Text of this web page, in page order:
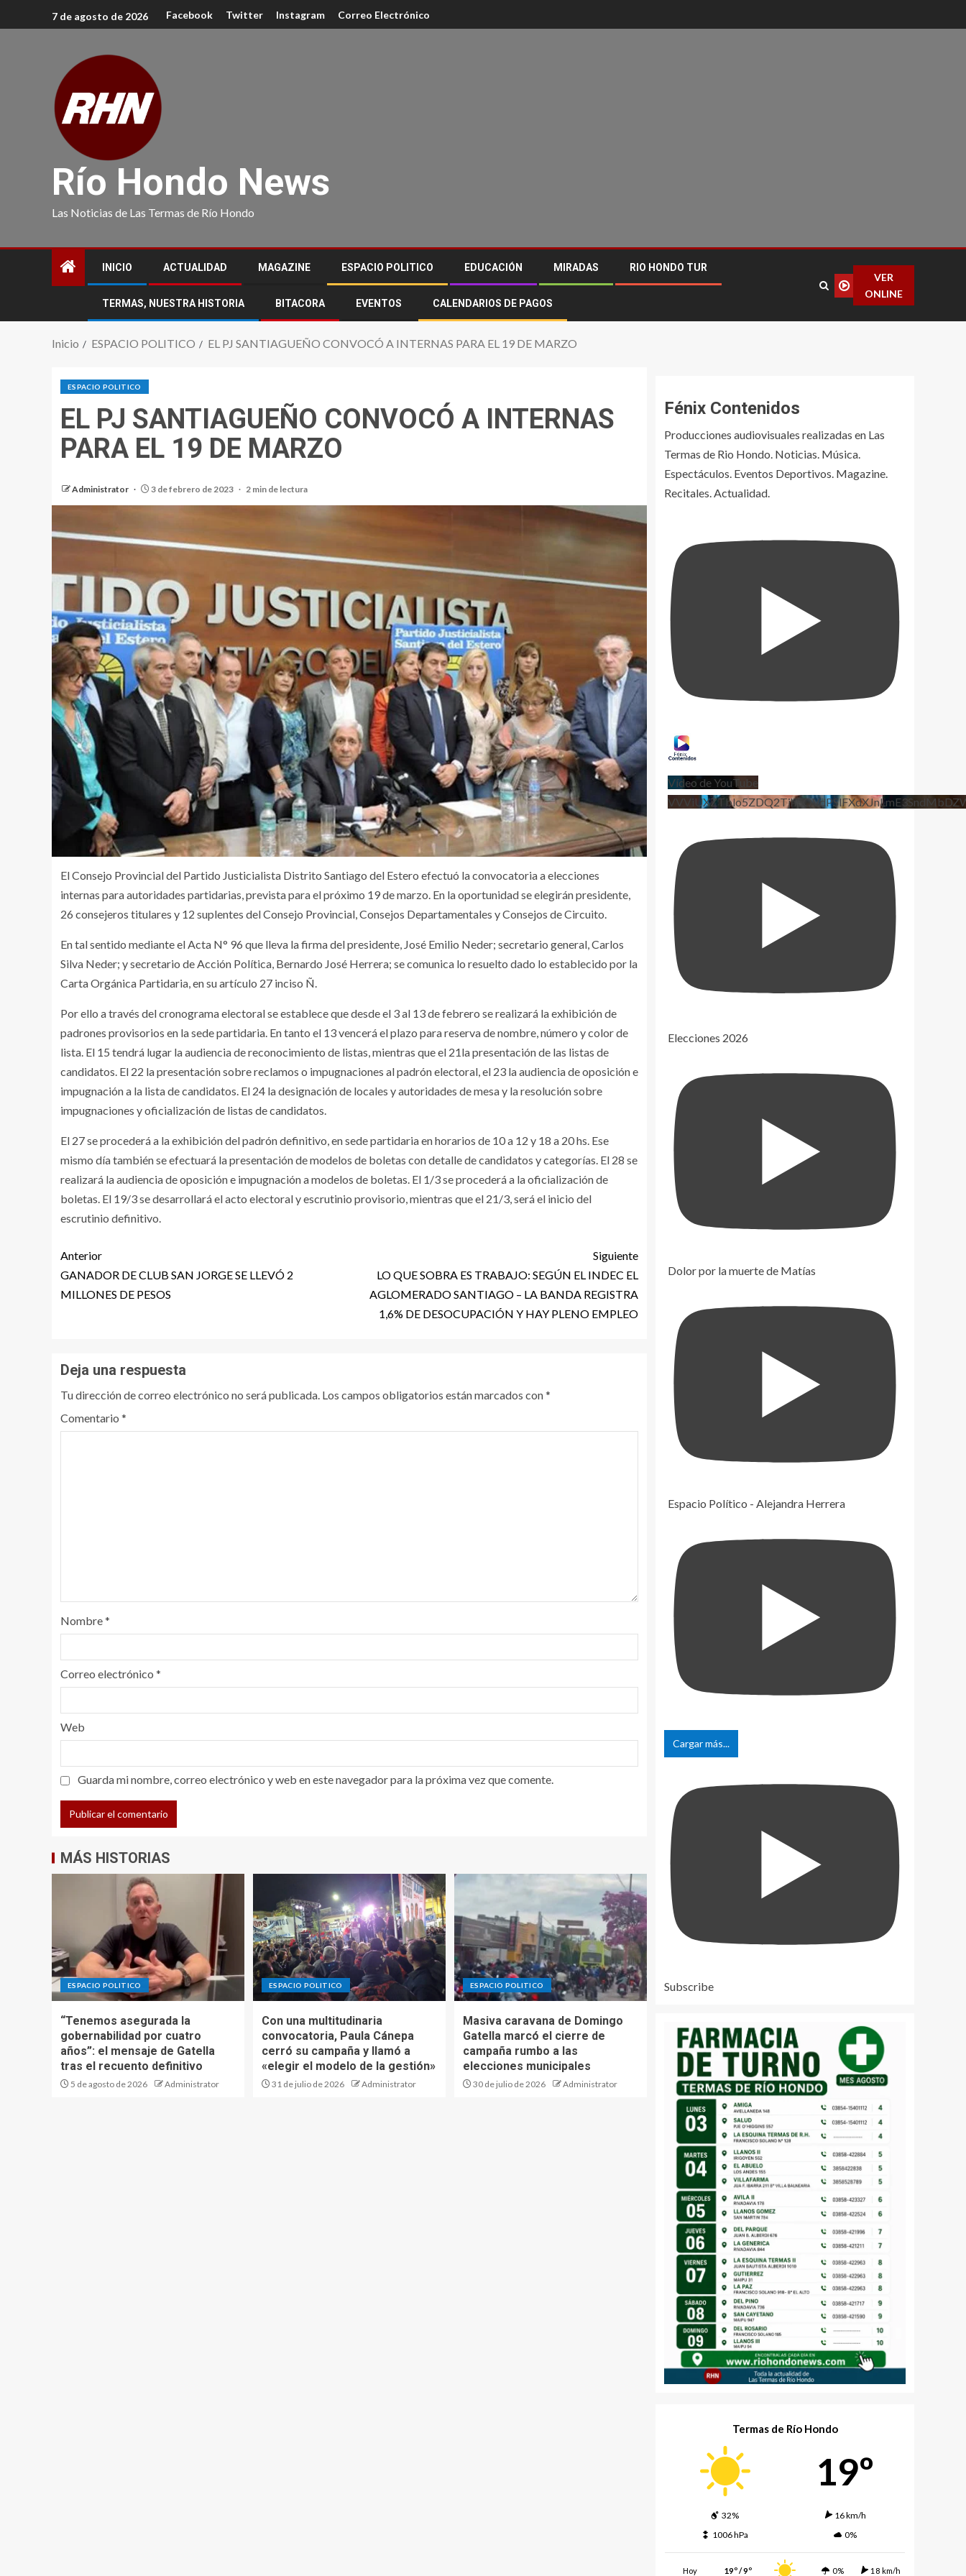
7 de agosto de 2026 Facebook Twitter Instagram Correo Electrónico
Río Hondo News
Las Noticias de Las Termas de Río Hondo
INICIO ACTUALIDAD MAGAZINE ESPACIO POLITICO EDUCACIÓN MIRADAS RIO HONDO TUR
TERMAS, NUESTRA HISTORIA BITACORA EVENTOS CALENDARIOS DE PAGOS
VER
ONLINE
Inicio ESPACIO POLITICO EL PJ SANTIAGUEÑO CONVOCÓ A INTERNAS PARA EL 19 DE MARZO
ESPACIO POLITICO
EL PJ SANTIAGUEÑO CONVOCÓ A INTERNAS
PARA EL 19 DE MARZO
Administrator 3 de febrero de 2023 2 min de lectura
El Consejo Provincial del Partido Justicialista Distrito Santiago del Estero efectuó la convocatoria a elecciones
internas para autoridades partidarias, prevista para el próximo 19 de marzo. En la oportunidad se elegirán presidente,
26 consejeros titulares y 12 suplentes del Consejo Provincial, Consejos Departamentales y Consejos de Circuito.
En tal sentido mediante el Acta N° 96 que lleva la firma del presidente, José Emilio Neder; secretario general, Carlos
Silva Neder; y secretario de Acción Política, Bernardo José Herrera; se comunica lo resuelto dado lo establecido por la
Carta Orgánica Partidaria, en su artículo 27 inciso Ñ.
Por ello a través del cronograma electoral se establece que desde el 3 al 13 de febrero se realizará la exhibición de
padrones provisorios en la sede partidaria. En tanto el 13 vencerá el plazo para reserva de nombre, número y color de
lista. El 15 tendrá lugar la audiencia de reconocimiento de listas, mientras que el 21la presentación de las listas de
candidatos. El 22 la presentación sobre reclamos o impugnaciones al padrón electoral, el 23 la audiencia de oposición e
impugnación a la lista de candidatos. El 24 la designación de locales y autoridades de mesa y la resolución sobre
impugnaciones y oficialización de listas de candidatos.
El 27 se procederá a la exhibición del padrón definitivo, en sede partidaria en horarios de 10 a 12 y 18 a 20 hs. Ese
mismo día también se efectuará la presentación de modelos de boletas con detalle de candidatos y categorías. El 28 se
realizará la audiencia de oposición e impugnación a modelos de boletas. El 1/3 se procederá a la oficialización de
boletas. El 19/3 se desarrollará el acto electoral y escrutinio provisorio, mientras que el 21/3, será el inicio del
escrutinio definitivo.
Anterior
GANADOR DE CLUB SAN JORGE SE LLEVÓ 2
MILLONES DE PESOS
Siguiente
LO QUE SOBRA ES TRABAJO: SEGÚN EL INDEC EL
AGLOMERADO SANTIAGO – LA BANDA REGISTRA
1,6% DE DESOCUPACIÓN Y HAY PLENO EMPLEO
Deja una respuesta
Tu dirección de correo electrónico no será publicada. Los campos obligatorios están marcados con*
Comentario *
Nombre*
Correo electrónico *
Web
Guarda mi nombre, correo electrónico y web en este navegador para la próxima vez que comente.
MÁS HISTORIAS
ESPACIO POLITICO
“Tenemos asegurada la
gobernabilidad por cuatro
años”: el mensaje de Gatella
tras el recuento definitivo
5 de agosto de 2026 Administrator
ESPACIO POLITICO
Con una multitudinaria
convocatoria, Paula Cánepa
cerró su campaña y llamó a
«elegir el modelo de la gestión»
31 de julio de 2026 Administrator
ESPACIO POLITICO
Masiva caravana de Domingo
Gatella marcó el cierre de
campaña rumbo a las
elecciones municipales
30 de julio de 2026 Administrator
Fénix Contenidos
Producciones audiovisuales realizadas en Las
Termas de Rio Hondo. Noticias. Música.
Espectáculos. Eventos Deportivos. Magazine.
Recitales. Actualidad.
Vídeo de YouTube
Elecciones 2026
Dolor por la muerte de Matías
Espacio Político - Alejandra Herrera
Cargar más...
Subscribe
Termas de Río Hondo
19º
32%
16 km/h
1006 hPa
0%
Hoy 19º / 9º 0% 18 km/h